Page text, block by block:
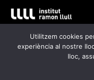
Utilitzem cookies
experiència al nostre
lloc,